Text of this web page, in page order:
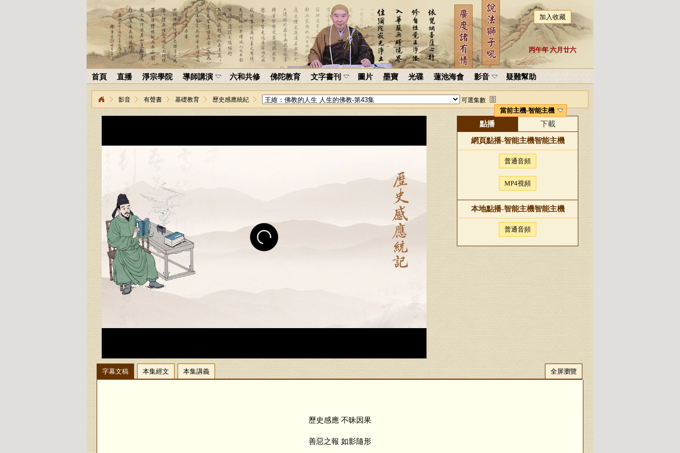
加入收藏
丙午年 六月廿六
首頁 直播 淨宗學院 導師講演 六和共修 佛陀教育 文字書刊 圖片 墨寶 光碟 蓮池海會 影音 疑難幫助
影音 有聲書 基礎教育 歷史感應統紀 可選集數
當前主機-智能主機
點播 下載
網頁點播-智能主機智能主機
普通音頻
MP4視頻
本地點播-智能主機智能主機
普通音頻
字幕文稿 本集經文 本集講義 全屏瀏覽
歷史感應 不昧因果
善惡之報 如影隨形